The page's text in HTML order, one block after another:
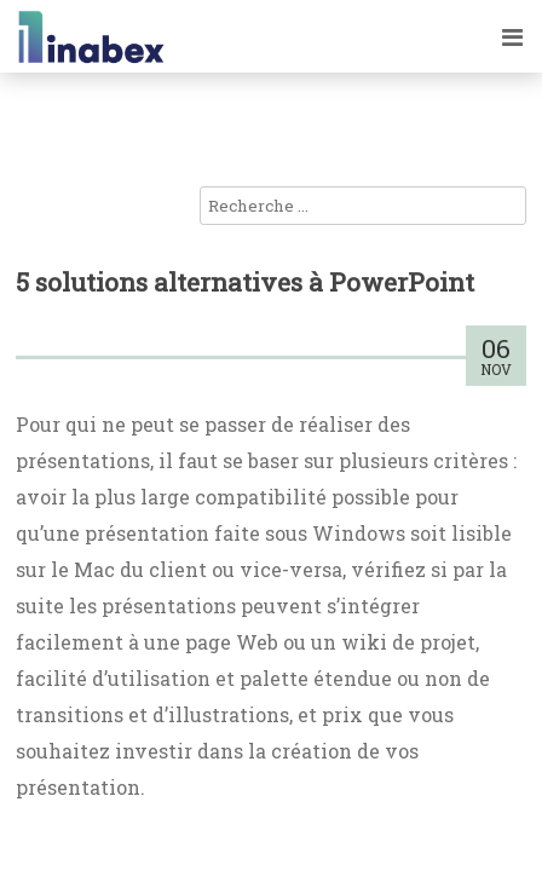
5 solutions alternatives à PowerPoint
06
NOV
Pour qui ne peut se passer de réaliser des
présentations, il faut se baser sur plusieurs critères :
avoir la plus large compatibilité possible pour
qu’une présentation faite sous Windows soit lisible
sur le Mac du client ou vice-versa, vérifiez si par la
suite les présentations peuvent s’intégrer
facilement à une page Web ou un wiki de projet,
facilité d’utilisation et palette étendue ou non de
transitions et d’illustrations, et prix que vous
souhaitez investir dans la création de vos
présentation.